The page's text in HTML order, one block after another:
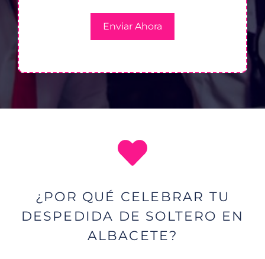
¿POR QUÉ CELEBRAR TU
DESPEDIDA DE SOLTERO EN
ALBACETE?